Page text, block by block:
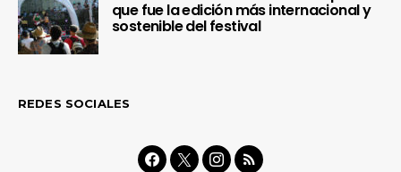
que fue la edición más internacional y
sostenible del festival
REDES SOCIALES